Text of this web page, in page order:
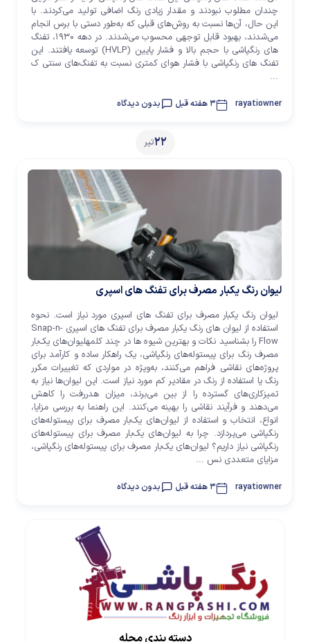
چندان مطلوب نبودند و مقدار زیادی رنگ اضافی تولید می‌کردند. با
این حال، آن‌ها نسبت به روش‌های قبلی که به‌طور دستی با برس انجام
می‌شدند، بهبود قابل توجهی محسوب می‌شدند. در دهه ۱۹۳۰، تفنگ
های رنگپاشی با حجم بالا و فشار پایین (HVLP) توسعه یافتند. این
تفنگ های رنگپاشی با فشار هوای کمتری نسبت به تفنگ‌های سنتی ک
...
rayatiowner 3 هفته قبل بدون دیدگاه
22تیر
لیوان رنگ یکبار مصرف برای تفنگ های اسپری
لیوان رنگ یکبار مصرف برای تفنگ های اسپری مورد نیاز است. نحوه
استفاده از لیوان های رنگ یکبار مصرف برای تفنگ های اسپری Snap-n-
Flow را بشناسید نکات و بهترین شیوه ها در چند کلمهلیوان‌های یک‌بار
مصرف رنگ برای پیستوله‌های رنگپاشی، یک راهکار ساده و کارآمد برای
پروژه‌های نقاشی فراهم می‌کنند، به‌ویژه در مواردی که تغییرات مکرر
رنگ یا استفاده از رنگ در مقادیر کم مورد نیاز است. این لیوان‌ها نیاز به
تمیزکاری‌های گسترده را از بین می‌برند، میزان هدررفت را کاهش
می‌دهند و فرآیند نقاشی را بهینه می‌کنند. این راهنما به بررسی مزایا،
انواع، انتخاب و استفاده از لیوان‌های یک‌بار مصرف برای پیستوله‌های
رنگپاشی می‌پردازد. چرا به لیوان‌های یک‌بار مصرف برای پیستوله‌های
رنگپاشی نیاز داریم؟ لیوان‌های یک‌بار مصرف برای پیستوله‌های رنگپاشی،
مزایای متعددی نس ...
rayatiowner 3 هفته قبل بدون دیدگاه
دسته بندی مجله